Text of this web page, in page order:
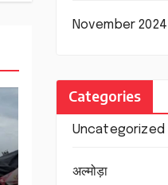
November 2024
Categories
Uncategorized
अल्मोड़ा